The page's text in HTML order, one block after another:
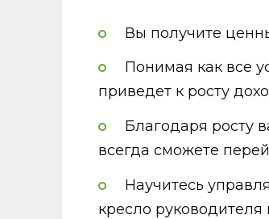
Вы получите
Понимая как все
приведет к росту
Благодаря росту
всегда сможете
Научитесь
кресло